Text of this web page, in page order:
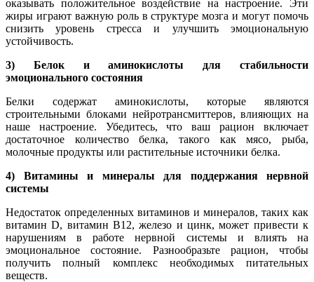
оказывать положительное воздействие на настроение. Эти
жиры играют важную роль в структуре мозга и могут помочь
снизить уровень стресса и улучшить эмоциональную
устойчивость.
3) Белок и аминокислоты для стабильности
эмоционального состояния
Белки содержат аминокислоты, которые являются
строительными блоками нейротрансмиттеров, влияющих на
наше настроение. Убедитесь, что ваш рацион включает
достаточное количество белка, такого как мясо, рыба,
молочные продукты или растительные источники белка.
4) Витамины и минералы для поддержания нервной
системы
Недостаток определенных витаминов и минералов, таких как
витамин D, витамин B12, железо и цинк, может привести к
нарушениям в работе нервной системы и влиять на
эмоциональное состояние. Разнообразьте рацион, чтобы
получить полный комплекс необходимых питательных
веществ.